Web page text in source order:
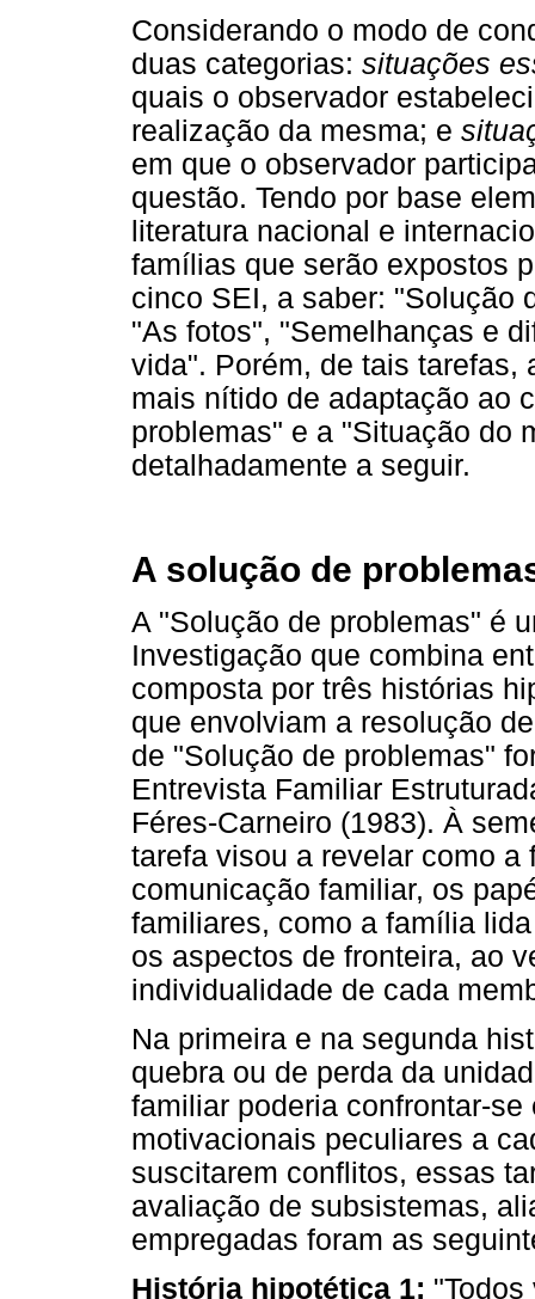
Considerando o modo de
duas categorias: situações
quais o observador
realização da mesma; e
em que o observador
questão. Tendo por base
literatura nacional e
famílias que serão expostos
cinco SEI, a saber: "Solução
"As fotos", "Semelhanças e
vida". Porém, de tais tarefas,
mais nítido de adaptação ao
problemas" e a "Situação do
detalhadamente a seguir.
A solução de
A "Solução de problemas" é
Investigação que combina
composta por três histórias
que envolviam a resolução
de "Solução de problemas"
Entrevista Familiar
Féres-Carneiro (1983). À
tarefa visou a revelar como
comunicação familiar, os
familiares, como a família
os aspectos de fronteira, ao
individualidade de cada
Na primeira e na segunda
quebra ou de perda da
familiar poderia confrontar-
motivacionais peculiares a
suscitarem conflitos, essas
avaliação de subsistemas,
empregadas foram as
História hipotética 1: